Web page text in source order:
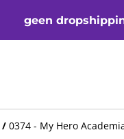
geen
/ 0374 - My Hero